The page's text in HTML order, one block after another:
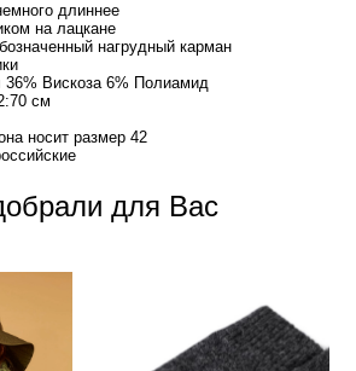
длиннее
на лацкане
нагрудный карман
Вискоза 6% Полиамид
см
носит размер 42
для Вас